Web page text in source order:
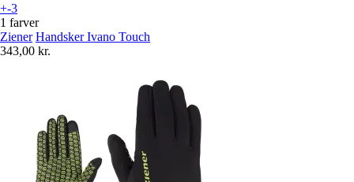
+-3
1 farver
Ziener Handsker Ivano Touch
343,00 kr.